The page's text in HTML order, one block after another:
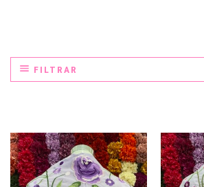
FILTRAR